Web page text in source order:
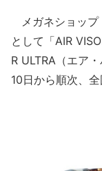
メガネショップ
として「AIR
R ULTRA（エア
10日から順次、全